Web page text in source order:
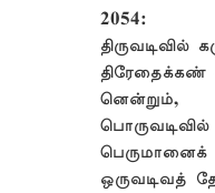
2054:
திருவடிவில்
திரேதைக்கண்
னென்றும்,
ஒருவடிவத்